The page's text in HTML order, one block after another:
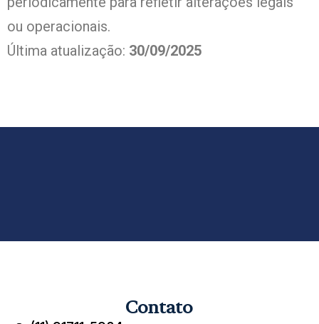
ou operacionais.
Última atualização: 30/09/2025
Contato